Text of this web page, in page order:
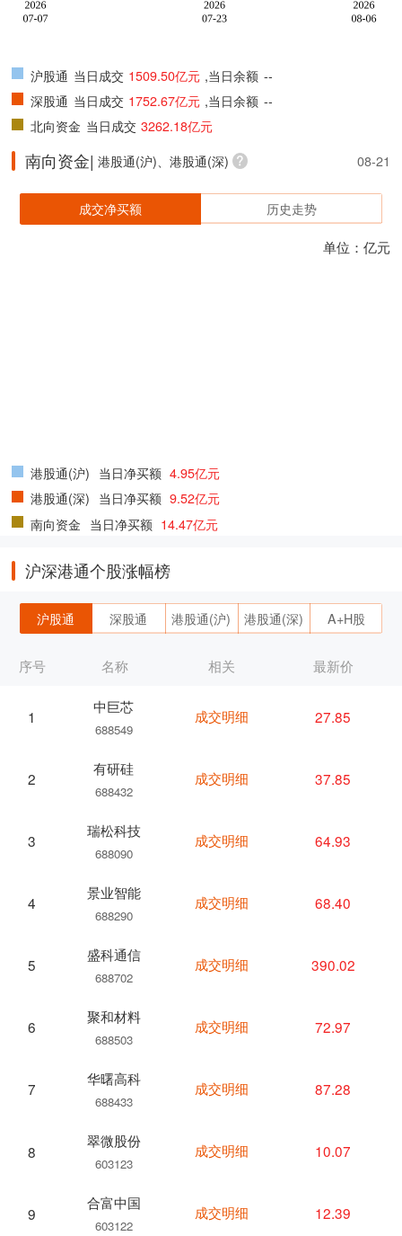
沪股通 当日成交 1509.50亿元 ,当日余额 --
深股通 当日成交 1752.67亿元 ,当日余额 --
北向资金 当日成交 3262.18亿元
南向资金| 港股通(沪)、港股通(深) 08-21
成交净买额 历史走势
单位：亿元
港股通(沪) 当日净买额 4.95亿元
港股通(深) 当日净买额 9.52亿元
南向资金 当日净买额 14.47亿元
沪深港通个股涨幅榜
沪股通 深股通 港股通(沪) 港股通(深) A+H股
序号 名称
1
中巨芯
688549
2
有研硅
688432
3
瑞松科技
688090
4
景业智能
688290
5
盛科通信
688702
6
聚和材料
688503
7
华曙高科
688433
8
翠微股份
603123
9
合富中国
603122
相关 最新价
成交明细 27.85
成交明细 37.85
成交明细 64.93
成交明细 68.40
成交明细 390.02
成交明细 72.97
成交明细 87.28
成交明细 10.07
成交明细 12.39